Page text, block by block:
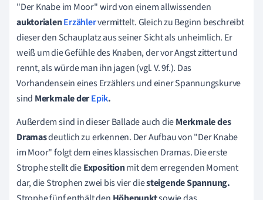
"Der Knabe im Moor" wird von einem allwissenden
auktorialenErzählervermittelt. Gleich zu Beginn beschreibt
dieser den Schauplatz aus seiner Sicht als unheimlich. Er
weiß um die Gefühle des Knaben, der vor Angst zittert und
rennt, als würde man ihn jagen (vgl. V. 9f.). Das
Vorhandensein eines Erzählers und einer Spannungskurve
sind Merkmale derEpik.
Außerdem sind in dieser Ballade auch dieMerkmale des
Dramasdeutlich zu erkennen. Der Aufbau von "Der Knabe
im Moor" folgt dem eines klassischen Dramas. Die erste
Strophe stellt dieExpositionmit dem erregenden Moment
dar, die Strophen zwei bis vier diesteigende Spannung.